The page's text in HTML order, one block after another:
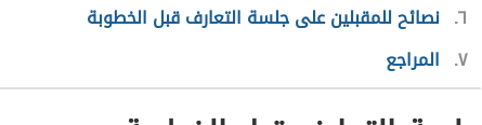
٦ نصائح للمقبلين على جلسة التعارف قبل الخطوبة
٧ المراجع